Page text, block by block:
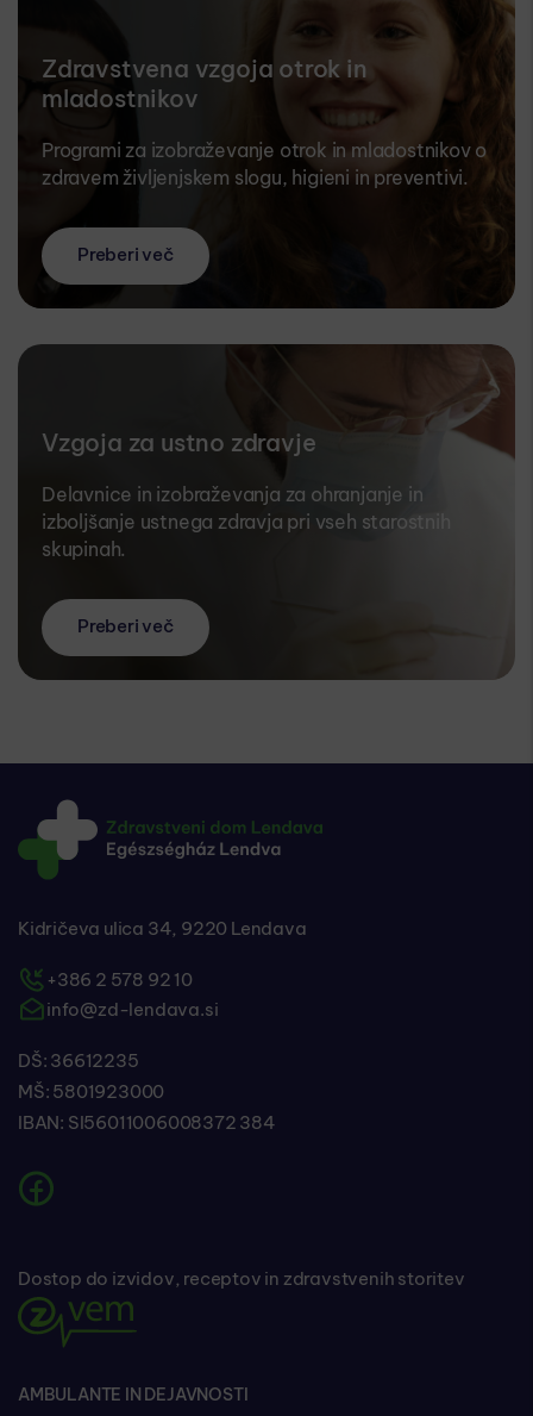
Zdravstvena vzgoja otrok in
mladostnikov
Programi za izobraževanje otrok in mladostnikov o
zdravem življenjskem slogu, higieni in preventivi.
Preberi več
Vzgoja za ustno zdravje
Delavnice in izobraževanja za ohranjanje in
izboljšanje ustnega zdravja pri vseh starostnih
skupinah.
Preberi več
Kidričeva ulica 34, 9220 Lendava
+386 2 578 92 10
info@zd-lendava.si
DŠ: 36612235
MŠ: 5801923000
IBAN: SI56011006008372 384
Dostop do izvidov, receptov in zdravstvenih storitev
AMBULANTE IN DEJAVNOSTI